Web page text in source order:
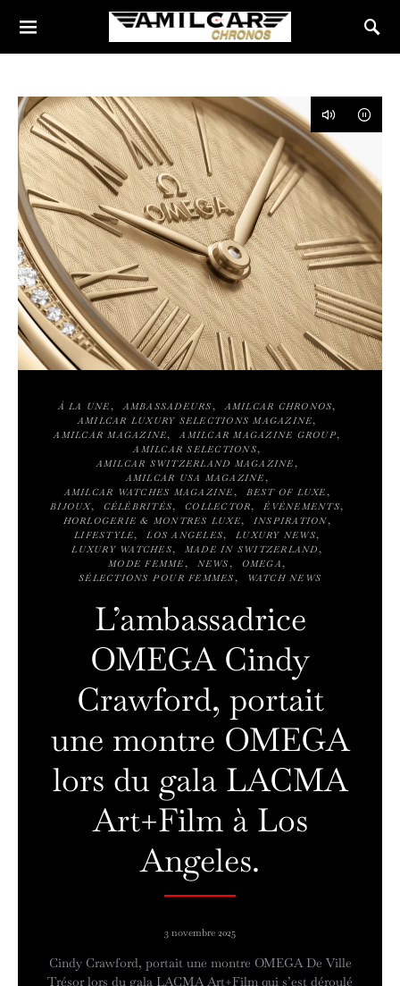
À LA UNE AMBASSADEURS
AMILCAR CHRONOS
AMILCAR LUXURY SELECTIONS MAGAZINE
AMILCAR MAGAZINE
AMILCAR MAGAZINE GROUP
AMILCAR SELECTIONS
AMILCAR SWITZERLAND MAGAZINE
AMILCAR USA MAGAZINE
AMILCAR WATCHES MAGAZINE
BEST OF LUXE
BIJOUX
CÉLÉBRITÉS COLLECTOR
ÉVÉNEMENTS
HORLOGERIE & MONTRES LUXE
INSPIRATION
LIFESTYLE
LOS ANGELES
LUXURY NEWS
LUXURY WATCHES
MADE IN SWITZERLAND
MODE FEMME
NEWS
OMEGA
SÉLECTIONS POUR FEMMES
WATCH NEWS
L’ambassadrice
OMEGA Cindy
Crawford, portait
une montre OMEGA
lors du gala LACMA
Art+Film à Los
Angeles.
3 novembre 2025
Cindy Crawford, portait une montre OMEGA De Ville
Trésor lors du gala LACMA Art+Film qui s’est déroulé